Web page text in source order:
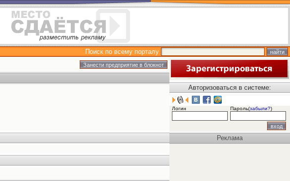
Поиск по всему порталу
Авторизоваться в системе:
Логин Пароль(забыли?)
Реклама